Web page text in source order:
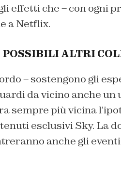
effetti che – con ogni
a Netflix.
ALTRI
– sostengono gli
da vicino anche
sempre più vicina
esclusivi Sky. La
anche gli